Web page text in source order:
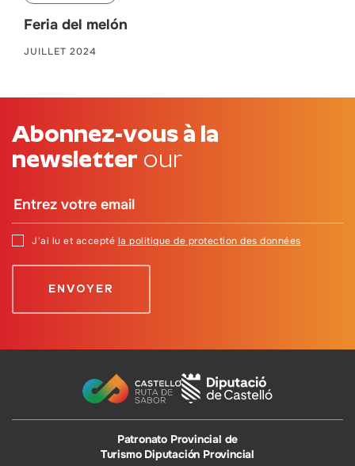
Feria del melón
JUILLET 2024
Abonnez-vous à la
newsletter our
J'ai lu et accepté la politique de protection des données
Patronato Provincial de
Turismo Diputación Provincial